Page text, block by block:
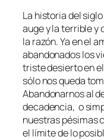
La historia del
auge y la terrible y
la razón. Ya en el
abandonados los
triste desierto en
sólo nos queda
Abandonarnos al
decadencia, o
nuestras pésimas
el límite de lo